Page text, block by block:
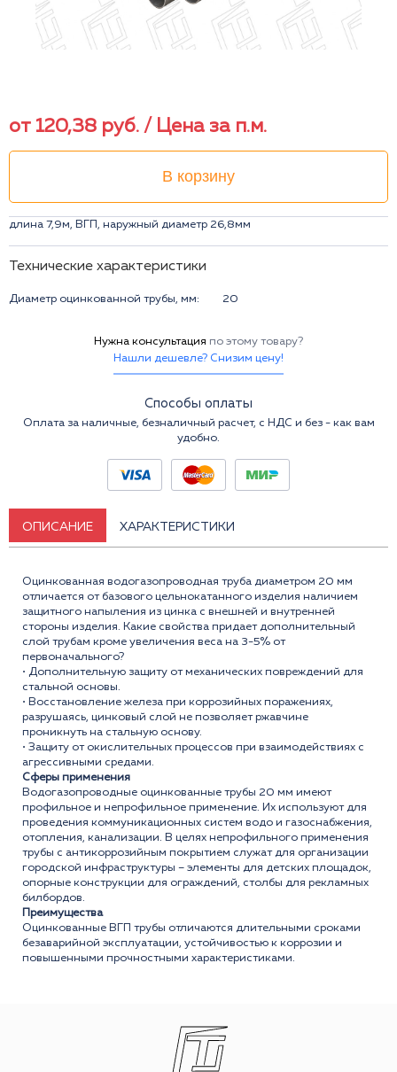
от 120,38 руб. / Цена за п.м.
В корзину
длина 7,9м, ВГП, наружный диаметр 26,8мм
Технические характеристики
Диаметр оцинкованной трубы, мм: 20
Нужна консультация по этому товару?
Нашли дешевле? Снизим цену!
Способы оплаты
Оплата за наличные, безналичный расчет, с НДС и без - как вам
удобно.
ОПИСАНИЕ ХАРАКТЕРИСТИКИ
Оцинкованная водогазопроводная труба диаметром 20 мм
отличается от базового цельнокатанного изделия наличием
защитного напыления из цинка с внешней и внутренней
стороны изделия. Какие свойства придает дополнительный
слой трубам кроме увеличения веса на 3-5% от
первоначального?
• Дополнительную защиту от механических повреждений для
стальной основы.
• Восстановление железа при коррозийных поражениях,
разрушаясь, цинковый слой не позволяет ржавчине
проникнуть на стальную основу.
• Защиту от окислительных процессов при взаимодействиях с
агрессивными средами.
Сферы применения
Водогазопроводные оцинкованные трубы 20 мм имеют
профильное и непрофильное применение. Их используют для
проведения коммуникационных систем водо и газоснабжения,
отопления, канализации. В целях непрофильного применения
трубы с антикоррозийным покрытием служат для организации
городской инфраструктуры – элементы для детских площадок,
опорные конструкции для ограждений, столбы для рекламных
билбордов.
Преимущества
Оцинкованные ВГП трубы отличаются длительными сроками
безаварийной эксплуатации, устойчивостью к коррозии и
повышенными прочностными характеристиками.